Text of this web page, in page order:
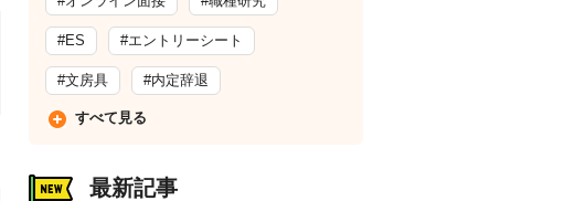
#ES #エントリーシート
#文房具 #内定辞退
すべて見る
最新記事